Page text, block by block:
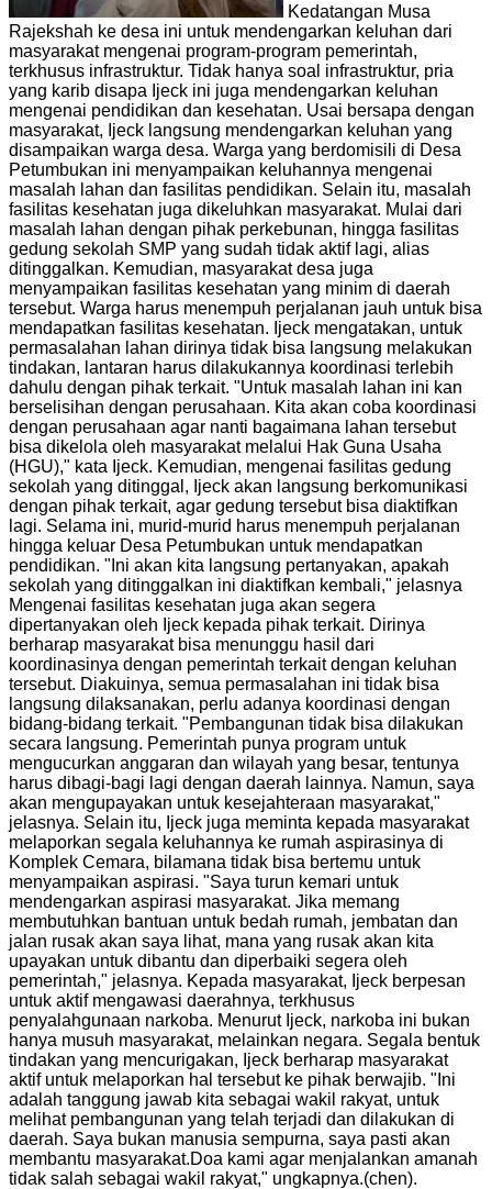
Kedatangan Musa
Rajekshah ke desa ini untuk mendengarkan keluhan dari
masyarakat mengenai program-program pemerintah,
terkhusus infrastruktur. Tidak hanya soal infrastruktur, pria
yang karib disapa Ijeck ini juga mendengarkan keluhan
mengenai pendidikan dan kesehatan. Usai bersapa dengan
masyarakat, Ijeck langsung mendengarkan keluhan yang
disampaikan warga desa. Warga yang berdomisili di Desa
Petumbukan ini menyampaikan keluhannya mengenai
masalah lahan dan fasilitas pendidikan. Selain itu, masalah
fasilitas kesehatan juga dikeluhkan masyarakat. Mulai dari
masalah lahan dengan pihak perkebunan, hingga fasilitas
gedung sekolah SMP yang sudah tidak aktif lagi, alias
ditinggalkan. Kemudian, masyarakat desa juga
menyampaikan fasilitas kesehatan yang minim di daerah
tersebut. Warga harus menempuh perjalanan jauh untuk bisa
mendapatkan fasilitas kesehatan. Ijeck mengatakan, untuk
permasalahan lahan dirinya tidak bisa langsung melakukan
tindakan, lantaran harus dilakukannya koordinasi terlebih
dahulu dengan pihak terkait. "Untuk masalah lahan ini kan
berselisihan dengan perusahaan. Kita akan coba koordinasi
dengan perusahaan agar nanti bagaimana lahan tersebut
bisa dikelola oleh masyarakat melalui Hak Guna Usaha
(HGU)," kata Ijeck. Kemudian, mengenai fasilitas gedung
sekolah yang ditinggal, Ijeck akan langsung berkomunikasi
dengan pihak terkait, agar gedung tersebut bisa diaktifkan
lagi. Selama ini, murid-murid harus menempuh perjalanan
hingga keluar Desa Petumbukan untuk mendapatkan
pendidikan. "Ini akan kita langsung pertanyakan, apakah
sekolah yang ditinggalkan ini diaktifkan kembali," jelasnya
Mengenai fasilitas kesehatan juga akan segera
dipertanyakan oleh Ijeck kepada pihak terkait. Dirinya
berharap masyarakat bisa menunggu hasil dari
koordinasinya dengan pemerintah terkait dengan keluhan
tersebut. Diakuinya, semua permasalahan ini tidak bisa
langsung dilaksanakan, perlu adanya koordinasi dengan
bidang-bidang terkait. "Pembangunan tidak bisa dilakukan
secara langsung. Pemerintah punya program untuk
mengucurkan anggaran dan wilayah yang besar, tentunya
harus dibagi-bagi lagi dengan daerah lainnya. Namun, saya
akan mengupayakan untuk kesejahteraan masyarakat,"
jelasnya. Selain itu, Ijeck juga meminta kepada masyarakat
melaporkan segala keluhannya ke rumah aspirasinya di
Komplek Cemara, bilamana tidak bisa bertemu untuk
menyampaikan aspirasi. "Saya turun kemari untuk
mendengarkan aspirasi masyarakat. Jika memang
membutuhkan bantuan untuk bedah rumah, jembatan dan
jalan rusak akan saya lihat, mana yang rusak akan kita
upayakan untuk dibantu dan diperbaiki segera oleh
pemerintah," jelasnya. Kepada masyarakat, Ijeck berpesan
untuk aktif mengawasi daerahnya, terkhusus
penyalahgunaan narkoba. Menurut Ijeck, narkoba ini bukan
hanya musuh masyarakat, melainkan negara. Segala bentuk
tindakan yang mencurigakan, Ijeck berharap masyarakat
aktif untuk melaporkan hal tersebut ke pihak berwajib. "Ini
adalah tanggung jawab kita sebagai wakil rakyat, untuk
melihat pembangunan yang telah terjadi dan dilakukan di
daerah. Saya bukan manusia sempurna, saya pasti akan
membantu masyarakat.Doa kami agar menjalankan amanah
tidak salah sebagai wakil rakyat," ungkapnya.(chen).